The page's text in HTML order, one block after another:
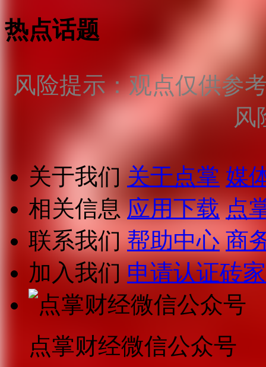
热点话题
风险提示：观点仅供参
风
关于我们 关于点掌 媒
相关信息 应用下载 点
联系我们 帮助中心 商
加入我们 申请认证砖家
点掌财经微信公众号